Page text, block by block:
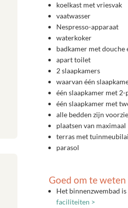
koelkast met vriesvak
vaatwasser
Nespresso-apparaat
waterkoker
badkamer met douche
apart toilet
2 slaapkamers
waarvan één
één slaapkamer met 2-
één slaapkamer met
alle bedden zijn
plaatsen van
terras met
parasol
Goed om te weten
Het binnenzwembad
faciliteiten >